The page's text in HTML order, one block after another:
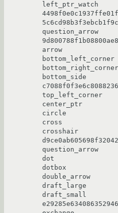
left_ptr_watch
question_arrow
arrow
bottom_left_corner
bottom_right_corner
bottom_side
top_left_corner
center_ptr
circle
cross
crosshair
question_arrow
dot
dotbox
double_arrow
draft_large
draft_small